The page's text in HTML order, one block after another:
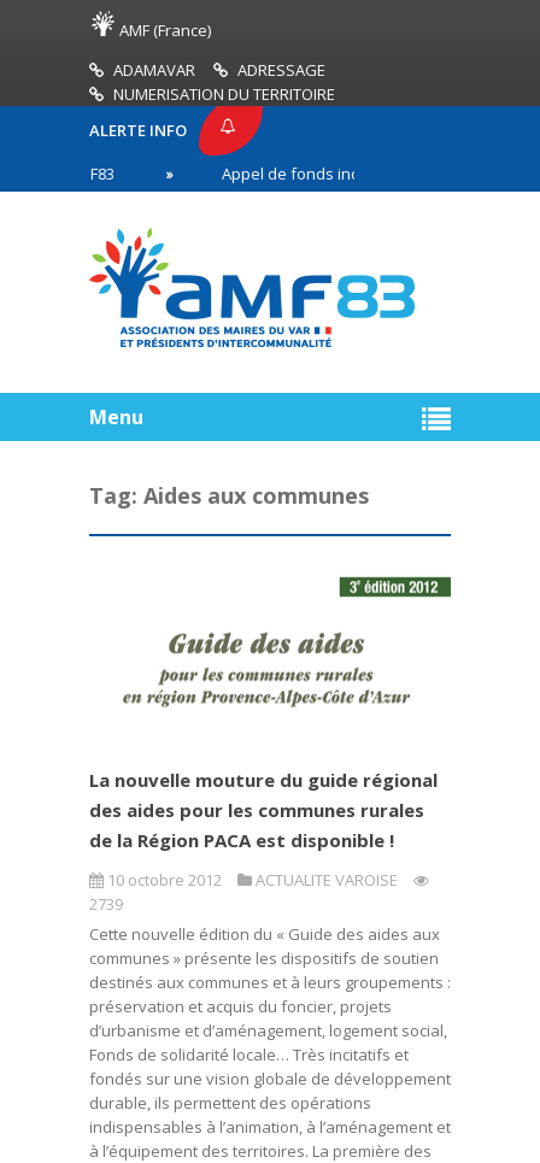
AMF (France)
ADAMAVAR
ADRESSAGE
NUMERISATION DU TERRITOIRE
ALERTE INFO
Appel de fonds incendies de forêt
première ligne
Menu
Tag: Aides aux communes
La nouvelle mouture du guide régional
des aides pour les communes rurales
de la Région PACA est disponible !
10 octobre 2012
ACTUALITE VAROISE
2739
Cette nouvelle édition du « Guide des aides aux
communes » présente les dispositifs de soutien
destinés aux communes et à leurs groupements :
préservation et acquis du foncier, projets
d’urbanisme et d’aménagement, logement social,
Fonds de solidarité locale… Très incitatifs et
fondés sur une vision globale de développement
durable, ils permettent des opérations
indispensables à l’animation, à l’aménagement et
à l’équipement des territoires. La première des